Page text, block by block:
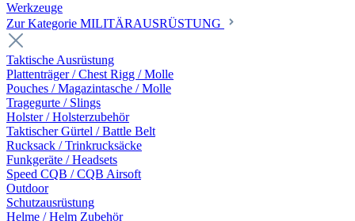
Werkzeuge
Zur Kategorie MILITÄRAUSRÜSTUNG
Taktische Ausrüstung
Plattenträger / Chest Rigg / Molle
Pouches / Magazintasche / Molle
Tragegurte / Slings
Holster / Holsterzubehör
Taktischer Gürtel / Battle Belt
Rucksack / Trinkrucksäcke
Funkgeräte / Headsets
Speed CQB / CQB Airsoft
Outdoor
Schutzausrüstung
Helme / Helm Zubehör